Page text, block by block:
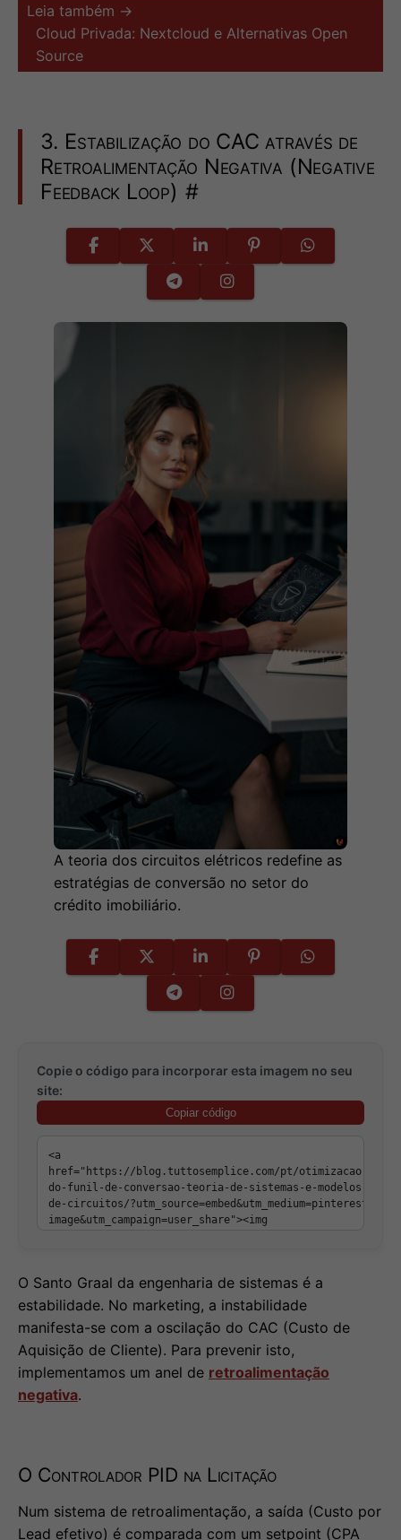
Leia também →
Cloud Privada: Nextcloud e Alternativas Open
Source
3. Estabilização do CAC através de
Retroalimentação Negativa (Negative
Feedback Loop) #
A teoria dos circuitos elétricos redefine as
estratégias de conversão no setor do
crédito imobiliário.
Copie o código para incorporar esta imagem no seu
site:
Copiar código
O Santo Graal da engenharia de sistemas é a
estabilidade. No marketing, a instabilidade
manifesta-se com a oscilação do CAC (Custo de
Aquisição de Cliente). Para prevenir isto,
implementamos um anel de retroalimentação
negativa.
O Controlador PID na Licitação
Num sistema de retroalimentação, a saída (Custo por
Lead efetivo) é comparada com um setpoint (CPA